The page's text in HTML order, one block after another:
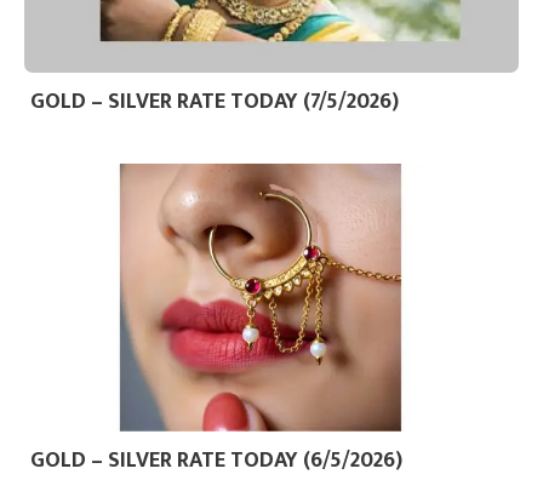
GOLD – SILVER RATE TODAY (7/5/2026)
GOLD – SILVER RATE TODAY (6/5/2026)